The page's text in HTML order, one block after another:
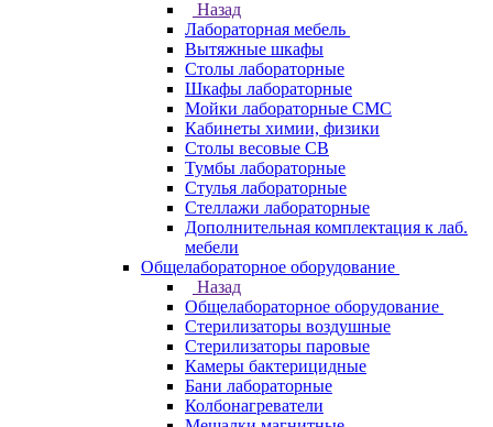
Назад
Лабораторная мебель
Вытяжные шкафы
Столы лабораторные
Шкафы лабораторные
Мойки лабораторные СМС
Кабинеты химии, физики
Столы весовые СВ
Тумбы лабораторные
Стулья лабораторные
Стеллажи лабораторные
Дополнительная комплектация к лаб.
мебели
Общелабораторное оборудование
Назад
Общелабораторное оборудование
Стерилизаторы воздушные
Стерилизаторы паровые
Камеры бактерицидные
Бани лабораторные
Колбонагреватели